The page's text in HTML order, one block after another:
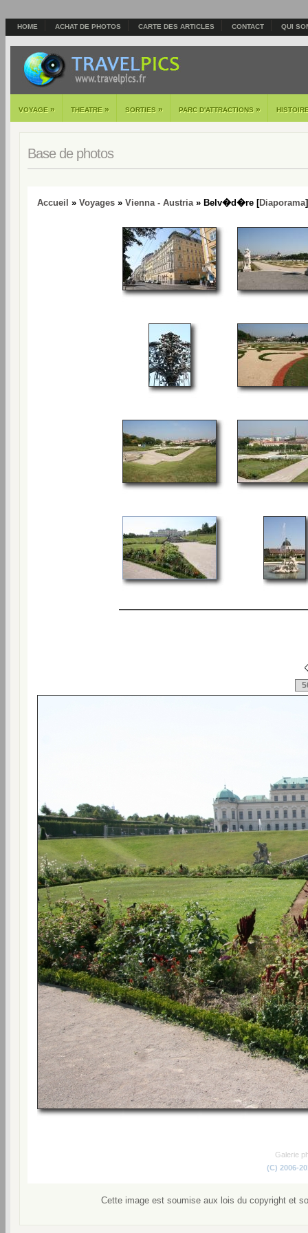
HOME ACHAT DE PHOTOS CARTE DES ARTICLES CONTACT QUI
VOYAGE » THEATRE » SORTIES » PARC D'ATTRACTIONS »
Base de photos
Accueil » Voyages » Vienna - Austria» Belv�d�re [Diaporama]
Galerie
(C) 2006-
Cette image est soumise aux lois du copyright et